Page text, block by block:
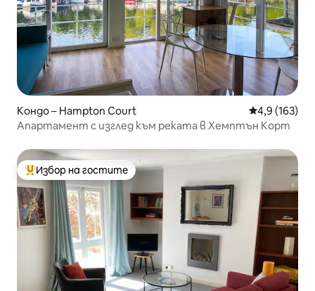
Кондо – Hampton Court Средна
4,9 (163)
Апартамент с изглед към реката в Хемптън Корт
Най-популярен избор на гостите
Избор на гостите